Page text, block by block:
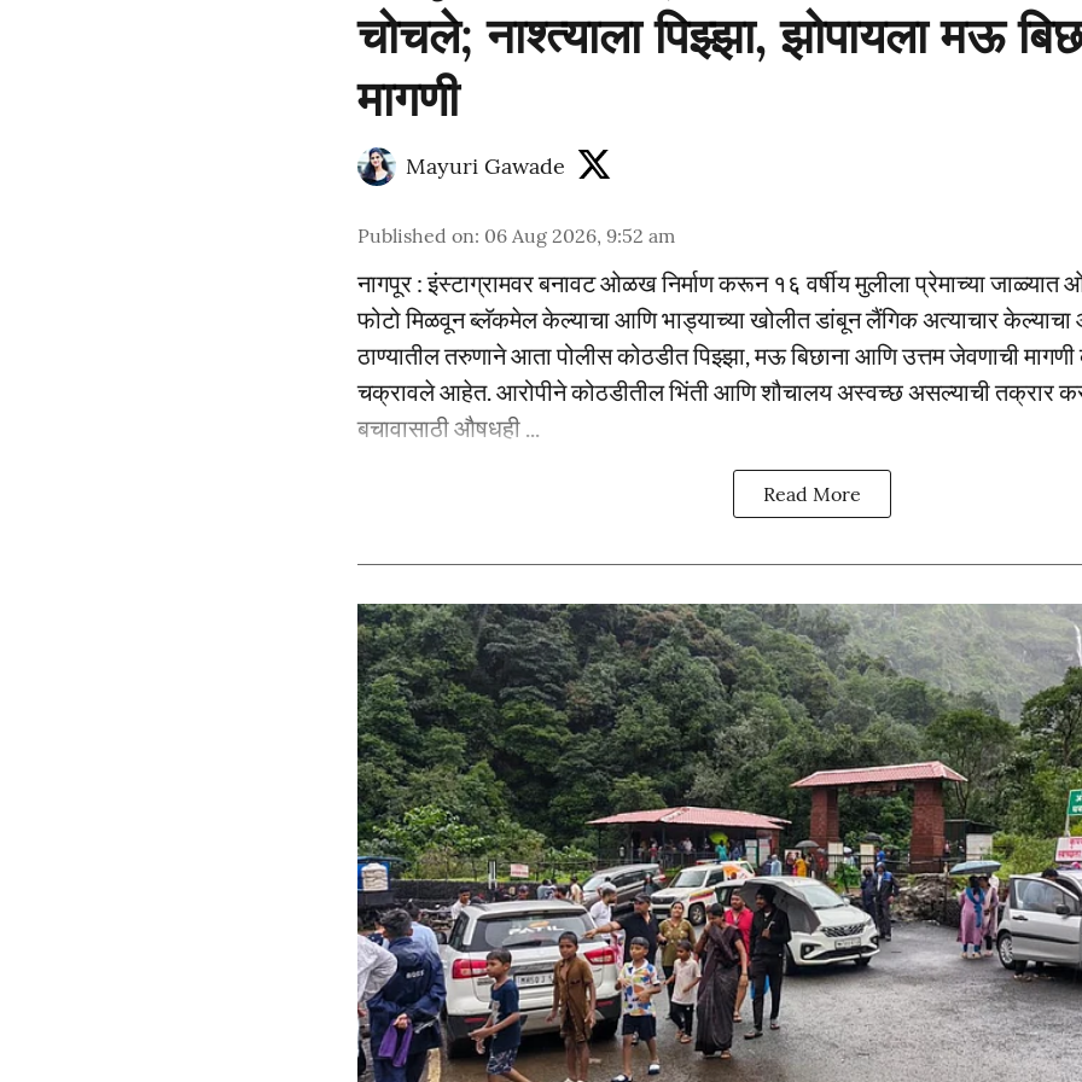
चोचले; नाश्त्याला पिझ्झा, झोपायला मऊ
मागणी
Mayuri Gawade
Published on: 06 Aug 2026, 9:52 am
नागपूर : इंस्टाग्रामवर बनावट ओळख निर्माण करून १६ वर्षीय मुलीला प्रेमाच्या जाळ्यात
फोटो मिळवून ब्लॅकमेल केल्याचा आणि भाड्याच्या खोलीत डांबून लैंगिक अत्याचार
ठाण्यातील तरुणाने आता पोलीस कोठडीत पिझ्झा, मऊ बिछाना आणि उत्तम जेवणाची मागणी
चक्रावले आहेत. आरोपीने कोठडीतील भिंती आणि शौचालय अस्वच्छ असल्याची तक्रार
बचावासाठी औषधही ...
Read More